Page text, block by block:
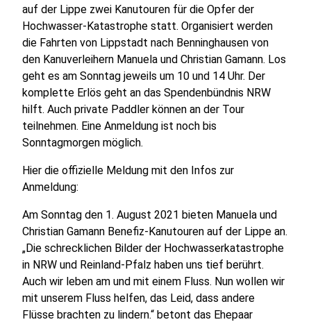
auf der Lippe zwei Kanutouren für die Opfer der
Hochwasser-Katastrophe statt. Organisiert werden
die Fahrten von Lippstadt nach Benninghausen von
den Kanuverleihern Manuela und Christian Gamann. Los
geht es am Sonntag jeweils um 10 und 14 Uhr. Der
komplette Erlös geht an das Spendenbündnis NRW
hilft. Auch private Paddler können an der Tour
teilnehmen. Eine Anmeldung ist noch bis
Sonntagmorgen möglich.
Hier die offizielle Meldung mit den Infos zur
Anmeldung:
Am Sonntag den 1. August 2021 bieten Manuela und
Christian Gamann Benefiz-Kanutouren auf der Lippe an.
„Die schrecklichen Bilder der Hochwasserkatastrophe
in NRW und Reinland-Pfalz haben uns tief berührt.
Auch wir leben am und mit einem Fluss. Nun wollen wir
mit unserem Fluss helfen, das Leid, dass andere
Flüsse brachten zu lindern.“ betont das Ehepaar